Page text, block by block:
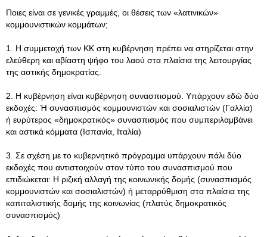
Ποιες είναι σε γενικές γραμμές, οι θέσεις των «λατινικών»
κομμουνιστικών κομμάτων;
1. Η συμμετοχή των ΚΚ στη κυβέρνηση πρέπει να στηρίζεται στην
ελεύθερη και αβίαστη ψήφο του λαού στα πλαίσια της λειτουργίας
της αστικής δημοκρατίας.
2. Η κυβέρνηση είναι κυβέρνηση συνασπισμού. Υπάρχουν εδώ δύο
εκδοχές: Ή συνασπισμός κομμουνιστών και σοσιαλιστών (Γαλλία)
ή ευρύτερος «δημοκρατικός» συνασπισμός που συμπεριλαμβάνει
και αστικά κόμματα (Ισπανία, Ιταλία)
3. Σε σχέση με το κυβερνητικό πρόγραμμα υπάρχουν πάλι δύο
εκδοχές που αντιστοιχούν στον τύπο του συνασπισμού που
επιδιώκεται: Η ριζική αλλαγή της κοινωνικής δομής (συνασπισμός
κομμουνιστών και σοσιαλιστών) ή μεταρρύθμιση στα πλαίσια της
καπιταλιστικής δομής της κοινωνίας (πλατύς δημοκρατικός
συνασπισμός)